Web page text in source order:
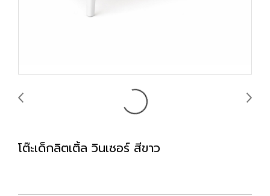
โต๊ะเด็กลิตเติ้ล วินเซอร์ สีขาว